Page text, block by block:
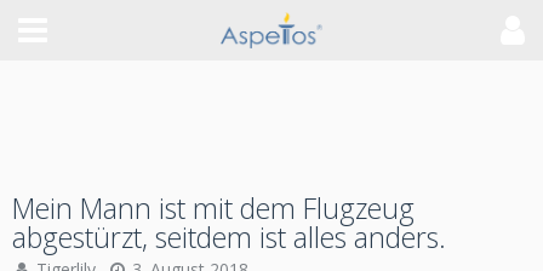
Mein Mann ist mit dem Flugzeug
abgestürzt, seitdem ist alles anders.